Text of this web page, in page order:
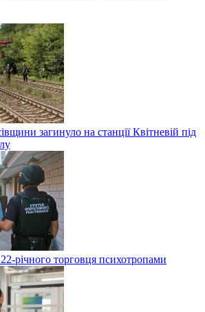
загинуло на станції Квітневій під
річного торговця психотропами